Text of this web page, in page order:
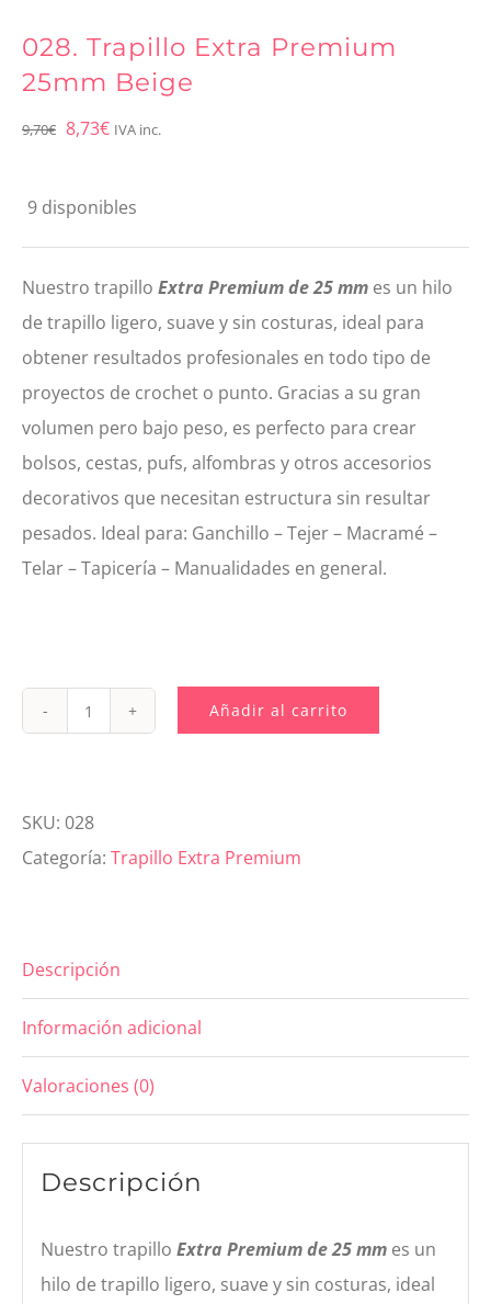
028. Trapillo Extra Premium
25mm Beige
9,70€ El
original
8,73€El
actual
IVA inc.
9 disponibles
Nuestro trapillo Extra Premium de 25 mm es un hilo
de trapillo ligero, suave y sin costuras, ideal para
obtener resultados profesionales en todo tipo de
proyectos de crochet o punto. Gracias a su gran
volumen pero bajo peso, es perfecto para crear
bolsos, cestas, pufs, alfombras y otros accesorios
decorativos que necesitan estructura sin resultar
pesados. Ideal para: Ganchillo – Tejer – Macramé –
Telar – Tapicería – Manualidades en general.
028.
Premium
25mm
Añadir al carrito
SKU: 028
Categoría: Trapillo Extra Premium
Descripción
Información adicional
Valoraciones (0)
Descripción
Nuestro trapilloExtra Premium de 25 mm es un
hilo de trapillo ligero, suave y sin costuras, ideal